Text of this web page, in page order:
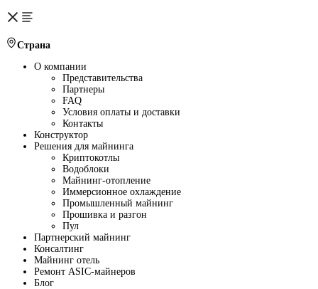
Страна
О компании
Представительства
Партнеры
FAQ
Условия оплаты и доставки
Контакты
Конструктор
Решения для майнинга
Криптокотлы
Водоблоки
Майнинг-отопление
Иммерсионное охлаждение
Промышленный майнинг
Прошивка и разгон
Пул
Партнерский майнинг
Консалтинг
Майнинг отель
Ремонт ASIC-майнеров
Блог